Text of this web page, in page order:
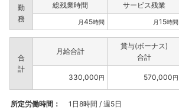
勤
務
総残業時間 サービス残業
月45時間 月15時間
合
計
月給合計
賞与(ボーナス)
合計
330,000円 570,000円
所定労働時間： 1日8時間 / 週5日